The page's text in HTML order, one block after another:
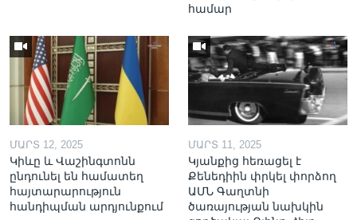
համար
ՄԱՐՏ 12, 2025
Կիևը և Վաշինգտոնն
ընդունել են համատեղ
հայտարարություն
հանդիպման արդյունքում
ՄԱՐՏ 11, 2025
Կյանքից հեռացել է
Քենեդիին փրկել փորձող
ԱՄՆ Գաղտնի
ծառայության նախկին